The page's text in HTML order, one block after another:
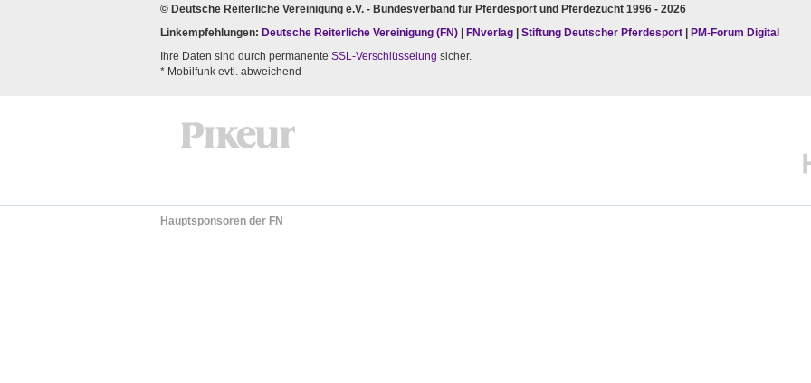
© Deutsche Reiterliche Vereinigung e.V. - Bundesverband für Pferdesport und Pferdezucht 1996 - 2026
Linkempfehlungen: Deutsche Reiterliche Vereinigung (FN) FNverlag Stiftung Deutscher Pferdesport
PM-Forum Digital
Ihre Daten sind durch permanente SSL-Verschlüsselung sicher.
* Mobilfunk evtl. abweichend
Hauptsponsoren der FN